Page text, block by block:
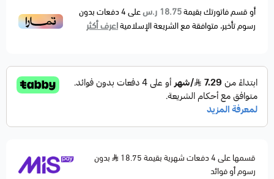
FORD F-150 1997-2010
FORD F-150 HERITAGE 2004
FORD MUSTANG 1996-2010
FORD THUNDERBIRD 1994-1997
LINCOLN TOWN CAR 1993-2011
MERCURY COUGAR 1994-1997
MERCURY MOUNTAINEER 2002-2010
أو قسم فاتورتك بقيمة18.75 ر.س على4دفعات بدون
رسوم تأخير، متوافقة مع الشريعة الإسلاميةاعرف أكثر
قسمها على 4 دفعات شهرية بقيمة 18.75
بدون
رسوم أو فوائد